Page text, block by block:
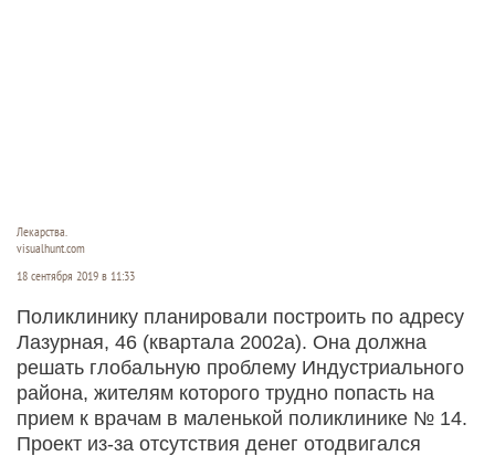
Лекарства.
visualhunt.com
18 сентября 2019 в 11:33
Поликлинику планировали построить по адресу
Лазурная, 46 (квартала 2002а). Она должна
решать глобальную проблему Индустриального
района, жителям которого трудно попасть на
прием к врачам в маленькой поликлинике № 14.
Проект из-за отсутствия денег отодвигался